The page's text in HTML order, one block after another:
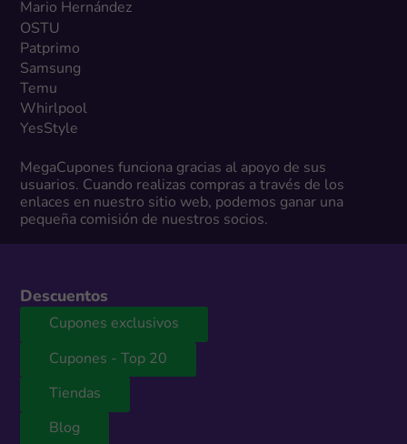
Mario Hernández
OSTU
Patprimo
Samsung
Temu
Whirlpool
YesStyle
MegaCupones funciona gracias al apoyo de sus
usuarios. Cuando realizas compras a través de los
enlaces en nuestro sitio web, podemos ganar una
pequeña comisión de nuestros socios.
Descuentos
Cupones exclusivos
Cupones - Top 20
Tiendas
Blog